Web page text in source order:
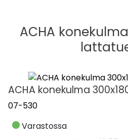
ACHA
ACHA konekulma
07-530
Varastossa